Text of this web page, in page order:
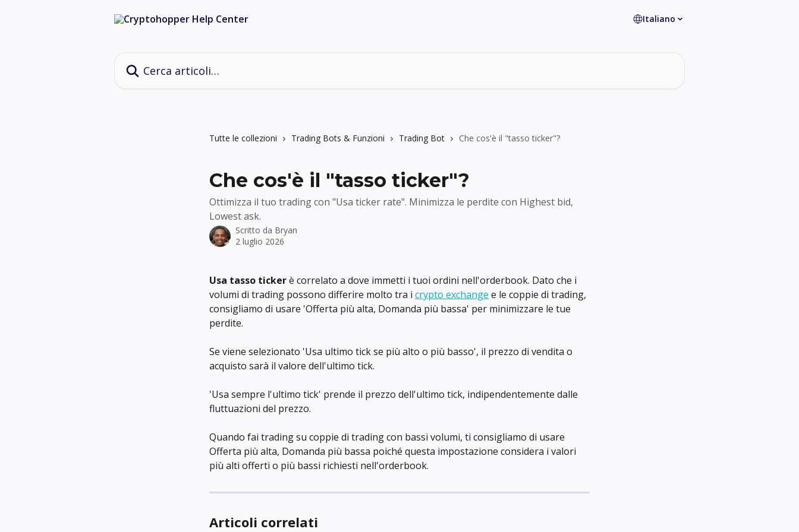
Italiano
Tutte le collezioni Trading Bots & Funzioni Trading Bot Che cos'è il "tasso ticker"?
Che cos'è il "tasso ticker"?
Ottimizza il tuo trading con "Usa ticker rate". Minimizza le perdite con Highest bid,
Lowest ask.
Scritto da Bryan
2 luglio 2026
Usa tasso ticker è correlato a dove immetti i tuoi ordini nell'orderbook. Dato che i
volumi di trading possono differire molto tra i crypto exchange e le coppie di trading,
consigliamo di usare 'Offerta più alta, Domanda più bassa' per minimizzare le tue
perdite.
Se viene selezionato 'Usa ultimo tick se più alto o più basso', il prezzo di vendita o
acquisto sarà il valore dell'ultimo tick.
'Usa sempre l'ultimo tick' prende il prezzo dell'ultimo tick, indipendentemente dalle
fluttuazioni del prezzo.
Quando fai trading su coppie di trading con bassi volumi, ti consigliamo di usare
Offerta più alta, Domanda più bassa poiché questa impostazione considera i valori
più alti offerti o più bassi richiesti nell'orderbook.
Articoli correlati